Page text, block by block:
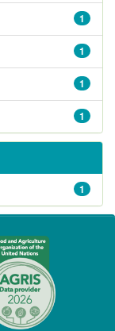
1
1
1
1
1